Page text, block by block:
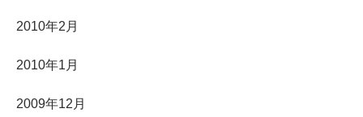
2010年2月
2010年1月
2009年12月